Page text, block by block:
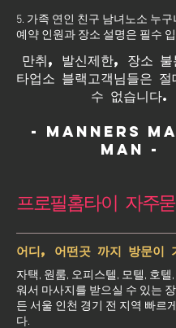
5. 가족 연인 친구 남녀노소 누구
예약 인원과 장소 설명은 필수
만취, 발신제한, 장소
타업소 블랙고객님들은 절
수 없습니다.
- Manners
man -
프로필홈타이 자주
어디, 어떤곳 까지 방문이
자택, 원룸, 오피스텔, 모텔, 호텔
워서 마사지를 받으실 수 있는
든 서울 인천 경기 전 지역 빠르
다.